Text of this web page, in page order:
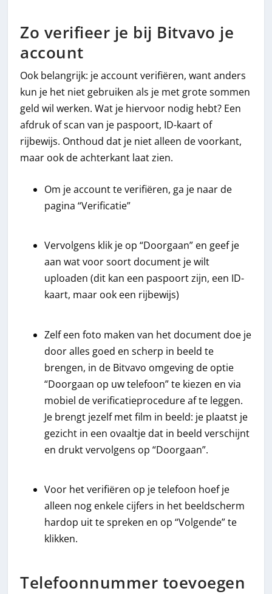
Zo verifieer je bij Bitvavo je
account
Ook belangrijk: je account verifiëren, want anders
kun je het niet gebruiken als je met grote sommen
geld wil werken. Wat je hiervoor nodig hebt? Een
afdruk of scan van je paspoort, ID-kaart of
rijbewijs. Onthoud dat je niet alleen de voorkant,
maar ook de achterkant laat zien.
Om je account te verifiëren, ga je naar de
pagina “Verificatie”
Vervolgens klik je op “Doorgaan” en geef je
aan wat voor soort document je wilt
uploaden (dit kan een paspoort zijn, een ID-
kaart, maar ook een rijbewijs)
Zelf een foto maken van het document doe je
door alles goed en scherp in beeld te
brengen, in de Bitvavo omgeving de optie
“Doorgaan op uw telefoon” te kiezen en via
mobiel de verificatieprocedure af te leggen.
Je brengt jezelf met film in beeld: je plaatst je
gezicht in een ovaaltje dat in beeld verschijnt
en drukt vervolgens op “Doorgaan”.
Voor het verifiëren op je telefoon hoef je
alleen nog enkele cijfers in het beeldscherm
hardop uit te spreken en op “Volgende” te
klikken.
Telefoonnummer toevoegen